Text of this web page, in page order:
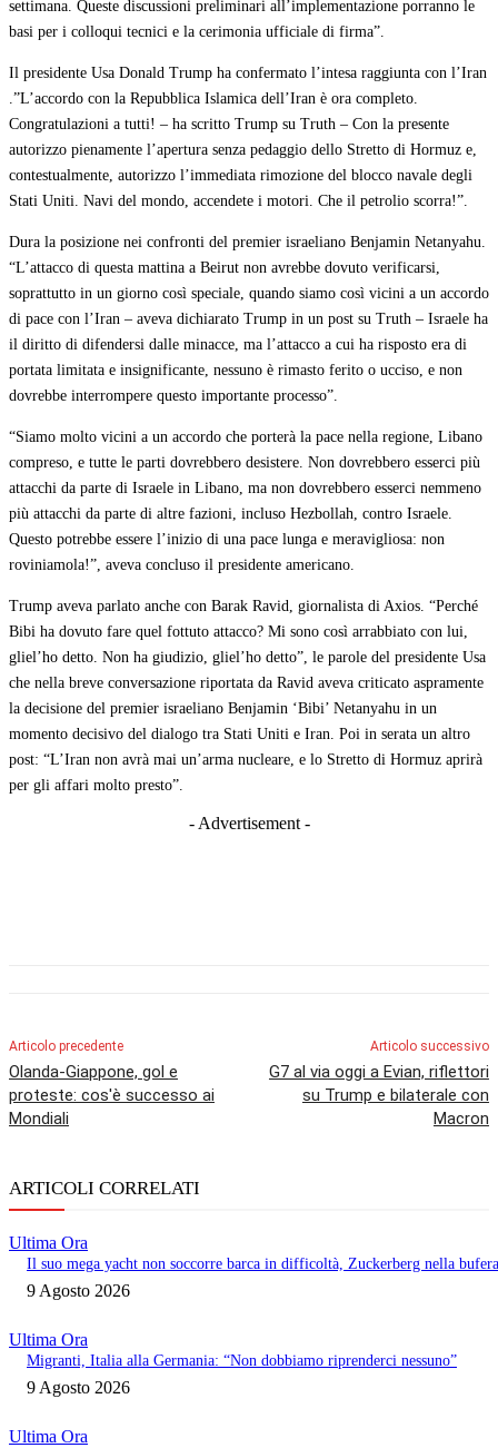
settimana. Queste discussioni preliminari all’implementazione porranno le
basi per i colloqui tecnici e la cerimonia ufficiale di firma”.
Il presidente Usa Donald Trump ha confermato l’intesa raggiunta con l’Iran
.”L’accordo con la Repubblica Islamica dell’Iran è ora completo.
Congratulazioni a tutti! – ha scritto Trump su Truth – Con la presente
autorizzo pienamente l’apertura senza pedaggio dello Stretto di Hormuz e,
contestualmente, autorizzo l’immediata rimozione del blocco navale degli
Stati Uniti. Navi del mondo, accendete i motori. Che il petrolio scorra!”.
Dura la posizione nei confronti del premier israeliano Benjamin Netanyahu.
“L’attacco di questa mattina a Beirut non avrebbe dovuto verificarsi,
soprattutto in un giorno così speciale, quando siamo così vicini a un accordo
di pace con l’Iran – aveva dichiarato Trump in un post su Truth – Israele ha
il diritto di difendersi dalle minacce, ma l’attacco a cui ha risposto era di
portata limitata e insignificante, nessuno è rimasto ferito o ucciso, e non
dovrebbe interrompere questo importante processo”.
“Siamo molto vicini a un accordo che porterà la pace nella regione, Libano
compreso, e tutte le parti dovrebbero desistere. Non dovrebbero esserci più
attacchi da parte di Israele in Libano, ma non dovrebbero esserci nemmeno
più attacchi da parte di altre fazioni, incluso Hezbollah, contro Israele.
Questo potrebbe essere l’inizio di una pace lunga e meravigliosa: non
roviniamola!”, aveva concluso il presidente americano.
Trump aveva parlato anche con Barak Ravid, giornalista di Axios. “Perché
Bibi ha dovuto fare quel fottuto attacco? Mi sono così arrabbiato con lui,
gliel’ho detto. Non ha giudizio, gliel’ho detto”, le parole del presidente Usa
che nella breve conversazione riportata da Ravid aveva criticato aspramente
la decisione del premier israeliano Benjamin ‘Bibi’ Netanyahu in un
momento decisivo del dialogo tra Stati Uniti e Iran. Poi in serata un altro
post: “L’Iran non avrà mai un’arma nucleare, e lo Stretto di Hormuz aprirà
per gli affari molto presto”.
- Advertisement -
Articolo precedente
Olanda-Giappone, gol e
proteste: cos'è successo ai
Mondiali
Articolo successivo
G7 al via oggi a Evian, riflettori
su Trump e bilaterale con
Macron
ARTICOLI CORRELATI
Ultima Ora
Il suo mega yacht non soccorre barca in difficoltà, Zuckerberg nella bufera
9 Agosto 2026
Ultima Ora
Migranti, Italia alla Germania: “Non dobbiamo riprenderci nessuno”
9 Agosto 2026
Ultima Ora